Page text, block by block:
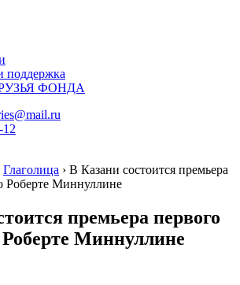
поддержка
ФОНДА
12
Глаголица › В Казани состоится премьера
Роберте Миннуллине
премьера первого
Миннуллине